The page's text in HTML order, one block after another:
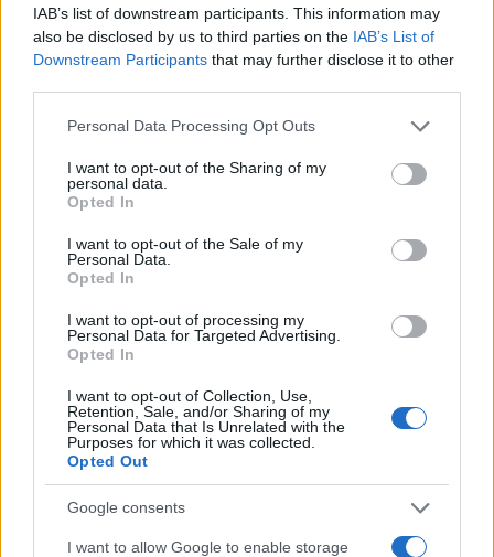
IAB’s list of downstream participants. This information may
also be disclosed by us to third parties on the IAB’s List of
Downstream Participants that may further disclose it to other
Please note that this website/app uses one or more Google
not limited to your visit or usage behaviour. You may click to
grant or deny consent to Google and its third-party tags to
use your data for below specified purposes in below Google
consent section.
Personal Data Processing Opt Outs
I want to opt-out of the Sharing of my
personal data.
Opted In
I want to opt-out of the Sale of my
Personal Data.
Opted In
I want to opt-out of processing my
Personal Data for Targeted Advertising.
Opted In
I want to opt-out of Collection, Use,
Retention, Sale, and/or Sharing of my
Personal Data that Is Unrelated with the
Purposes for which it was collected.
Opted Out
Google consents
I want to allow Google to enable storage
Continua a leggere